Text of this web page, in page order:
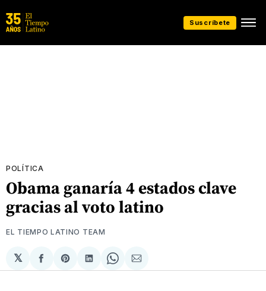
Suscríbete
POLÍTICA
Obama ganaría 4 estados clave
gracias al voto latino
EL TIEMPO LATINO TEAM
𝕏
Compartir
en
Share
on
Compartir
en
Share
on
Compartir
via